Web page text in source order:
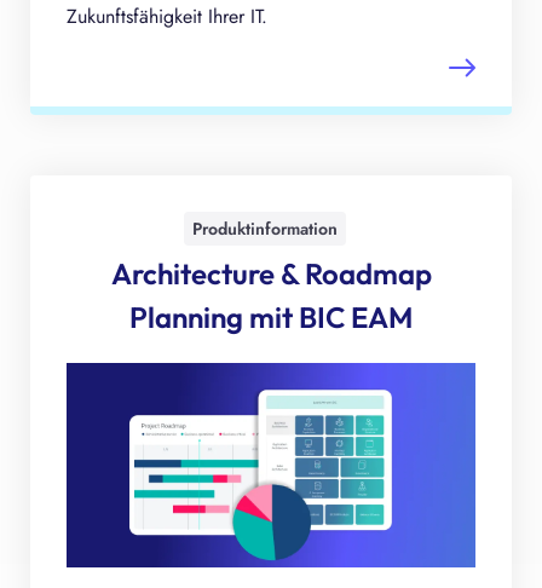
Zukunftsfähigkeit Ihrer IT.
Produktinformation
Architecture & Roadmap
Planning mit BIC EAM